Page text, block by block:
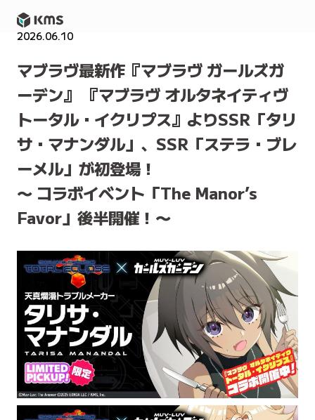
2026.06.10
マブラヴ最新作『マブラヴ ガールズガ
ーデン』 『マブラヴ オルタネイティヴ
トータル・イクリプス』よりSSR「​​タリ
サ・マナンダル」、SSR「ステラ・ブレ
ーメル」が初登場！
〜 コラボイベント「The Manor’s
Favor」後半開催！〜